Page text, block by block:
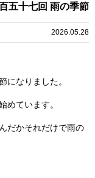
五十七回 雨の季節
2026.05.28
になりました。
めています。
だかそれだけで雨の